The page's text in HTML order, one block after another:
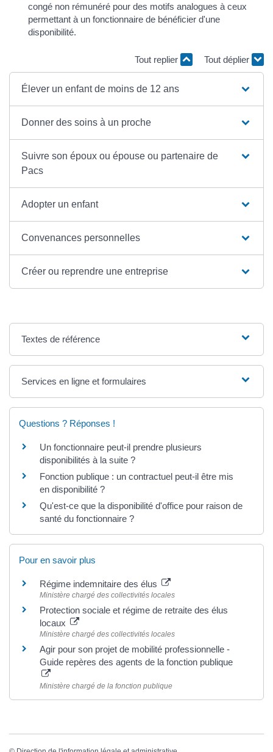
congé non rémunéré pour des motifs analogues à ceux
permettant à un fonctionnaire de bénéficier d'une
disponibilité.
Tout replier Tout déplier
Élever un enfant de moins de 12 ans
Donner des soins à un proche
Suivre son époux ou épouse ou partenaire de
Pacs
Adopter un enfant
Convenances personnelles
Créer ou reprendre une entreprise
Textes de référence
Services en ligne et formulaires
Questions ? Réponses !
Un fonctionnaire peut-il prendre plusieurs
disponibilités à la suite ?
Fonction publique : un contractuel peut-il être mis
en disponibilité ?
Qu'est-ce que la disponibilité d'office pour raison de
santé du fonctionnaire ?
Pour en savoir plus
Régime indemnitaire des élus
Ministère chargé des collectivités locales
Protection sociale et régime de retraite des élus
locaux
Ministère chargé des collectivités locales
Agir pour son projet de mobilité professionnelle -
Guide repères des agents de la fonction publique
Ministère chargé de la fonction publique